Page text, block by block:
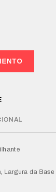
Largura da